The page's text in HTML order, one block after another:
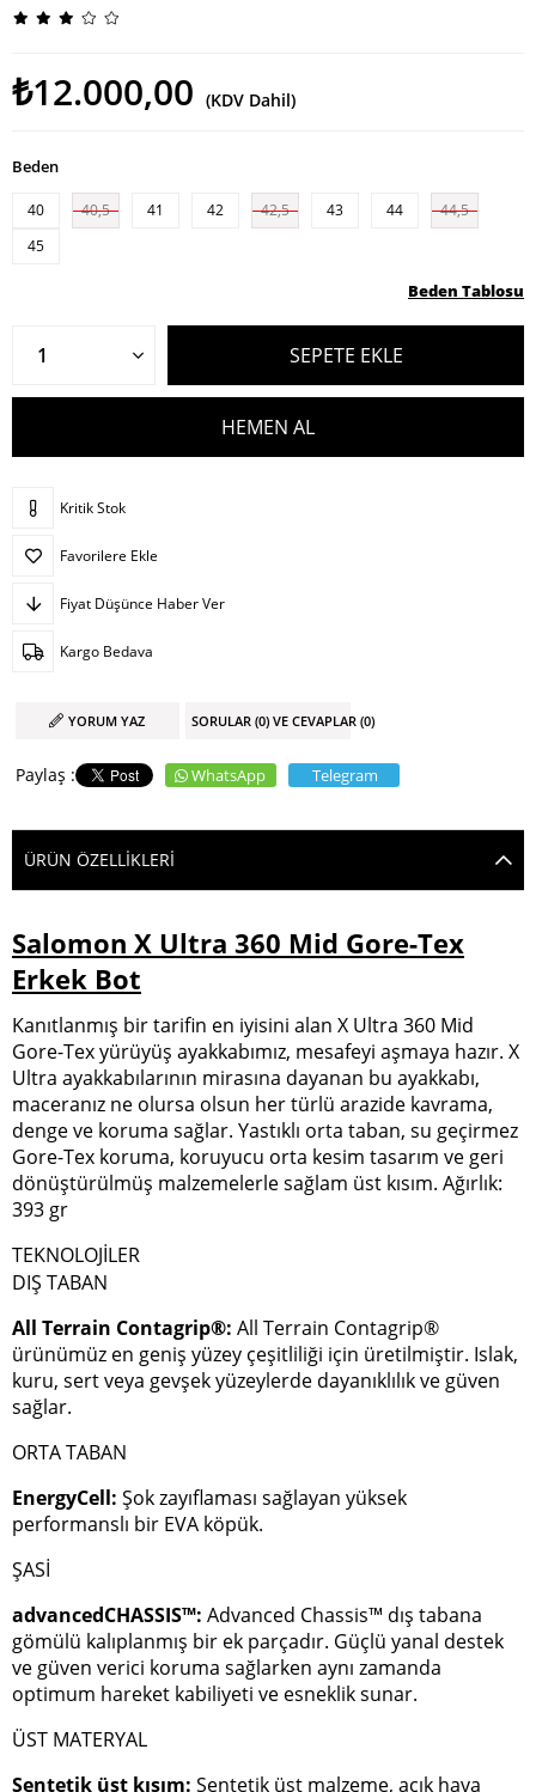
₺12.000,00 (KDV Dahil)
Beden
40 40,5 41 42 42,5 43 44
44,5
45
Beden Tablosu
Kritik Stok
Favorilere Ekle
Fiyat Düşünce Haber Ver
Kargo Bedava
YORUM YAZ SORULAR (0) VE CEVAPLAR (0)
WhatsApp Telegram
ÜRÜN ÖZELLIKLERI
Salomon X Ultra 360 Mid Gore-Tex
Erkek Bot
Kanıtlanmış bir tarifin en iyisini alan X Ultra 360 Mid
Gore-Tex yürüyüş ayakkabımız, mesafeyi aşmaya hazır. X
Ultra ayakkabılarının mirasına dayanan bu ayakkabı,
maceranız ne olursa olsun her türlü arazide kavrama,
denge ve koruma sağlar. Yastıklı orta taban, su geçirmez
Gore-Tex koruma, koruyucu orta kesim tasarım ve geri
dönüştürülmüş malzemelerle sağlam üst kısım. Ağırlık:
393 gr
TEKNOLOJİLER
DIŞ TABAN
All Terrain Contagrip®: All Terrain Contagrip®
ürünümüz en geniş yüzey çeşitliliği için üretilmiştir. Islak,
kuru, sert veya gevşek yüzeylerde dayanıklılık ve güven
sağlar.
ORTA TABAN
EnergyCell: Şok zayıflaması sağlayan yüksek
performanslı bir EVA köpük.
ŞASİ
advancedCHASSIS™: Advanced Chassis™ dış tabana
gömülü kalıplanmış bir ek parçadır. Güçlü yanal destek
ve güven verici koruma sağlarken aynı zamanda
optimum hareket kabiliyeti ve esneklik sunar.
ÜST MATERYAL
Sentetik üst kısım: Sentetik üst malzeme, açık hava